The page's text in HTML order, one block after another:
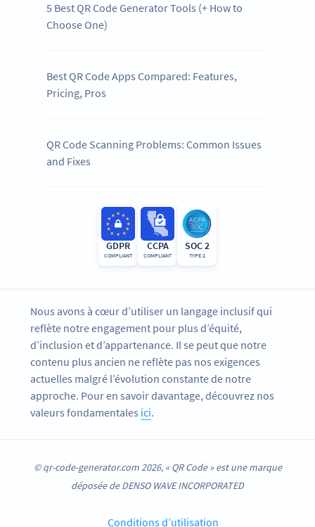
5 Best QR Code Generator Tools (+ How to
Choose One)
Best QR Code Apps Compared: Features,
Pricing, Pros
QR Code Scanning Problems: Common Issues
and Fixes
GDPR
COMPLIANT
CCPA
COMPLIANT
SOC 2
TYPE 2
Nous avons à cœur d’utiliser un langage inclusif qui
reflète notre engagement pour plus d’équité,
d’inclusion et d’appartenance. Il se peut que notre
contenu plus ancien ne reflète pas nos exigences
actuelles malgré l’évolution constante de notre
approche. Pour en savoir davantage, découvrez nos
valeurs fondamentales ici.
© qr-code-generator.com 2026, « QR Code » est une marque
déposée de DENSO WAVE INCORPORATED
Conditions d’utilisation